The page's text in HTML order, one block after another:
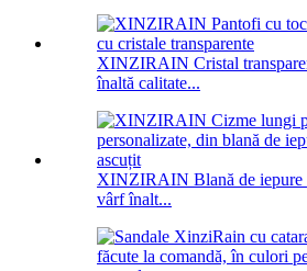
XINZIRAIN Cristal
înaltă calitate...
XINZIRAIN Blană de iepure
vârf înalt...